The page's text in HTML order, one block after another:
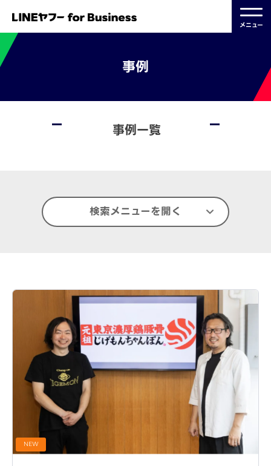
メニュー
事例
事例一覧
検索メニューを開く
NEW